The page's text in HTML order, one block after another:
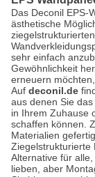
Das Deconil EPS-
ästhetische
sehr einfach
Gewöhnlichkeit
erneuern
Auf deconil.de
aus denen Sie
in Ihrem Zuhause
schaffen können.
Materialien
Ziegelstrukturierte
Alternative für
lieben, aber